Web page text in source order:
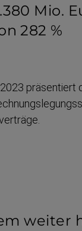
Mio.
282 %
präsentiert
weiter